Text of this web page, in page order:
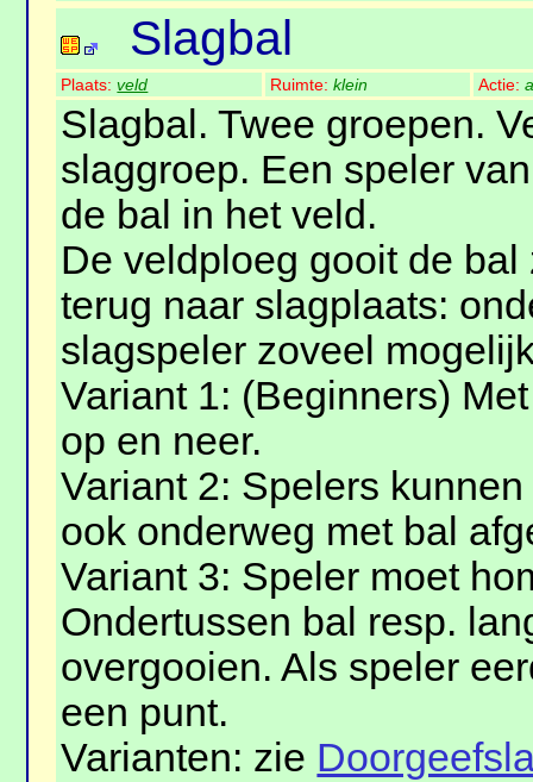
Slagbal
Plaats:veld Ruimte:klein Actie:
Slagbal. Twee groepen.
slaggroep. Een speler
de bal in het veld.
De veldploeg gooit de
terug naar slagplaats:
slagspeler zoveel
Variant 1: (Beginners)
op en neer.
Variant 2: Spelers
ook onderweg met bal
Variant 3: Speler moet
Ondertussen bal resp.
overgooien. Als speler
een punt.
Varianten: zie